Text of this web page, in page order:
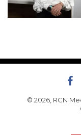
© 2026, RCN